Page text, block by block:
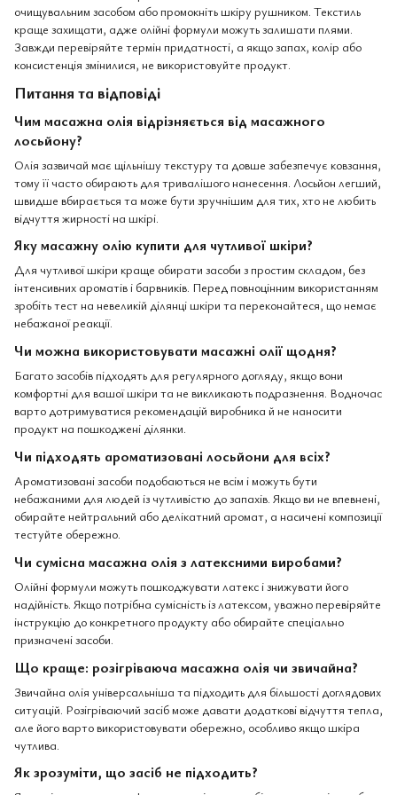
очищувальним засобом або промокніть шкіру рушником. Текстиль
краще захищати, адже олійні формули можуть залишати плями.
Завжди перевіряйте термін придатності, а якщо запах, колір або
консистенція змінилися, не використовуйте продукт.
Питання та відповіді
Чим масажна олія відрізняється від масажного
лосьйону?
Олія зазвичай має щільнішу текстуру та довше забезпечує ковзання,
тому її часто обирають для тривалішого нанесення. Лосьйон легший,
швидше вбирається та може бути зручнішим для тих, хто не любить
відчуття жирності на шкірі.
Яку масажну олію купити для чутливої шкіри?
Для чутливої шкіри краще обирати засоби з простим складом, без
інтенсивних ароматів і барвників. Перед повноцінним використанням
зробіть тест на невеликій ділянці шкіри та переконайтеся, що немає
небажаної реакції.
Чи можна використовувати масажні олії щодня?
Багато засобів підходять для регулярного догляду, якщо вони
комфортні для вашої шкіри та не викликають подразнення. Водночас
варто дотримуватися рекомендацій виробника й не наносити
продукт на пошкоджені ділянки.
Чи підходять ароматизовані лосьйони для всіх?
Ароматизовані засоби подобаються не всім і можуть бути
небажаними для людей із чутливістю до запахів. Якщо ви не впевнені,
обирайте нейтральний або делікатний аромат, а насичені композиції
тестуйте обережно.
Чи сумісна масажна олія з латексними виробами?
Олійні формули можуть пошкоджувати латекс і знижувати його
надійність. Якщо потрібна сумісність із латексом, уважно перевіряйте
інструкцію до конкретного продукту або обирайте спеціально
призначені засоби.
Що краще: розігріваюча масажна олія чи звичайна?
Звичайна олія універсальніша та підходить для більшості доглядових
ситуацій. Розігріваючий засіб може давати додаткові відчуття тепла,
але його варто використовувати обережно, особливо якщо шкіра
чутлива.
Як зрозуміти, що засіб не підходить?